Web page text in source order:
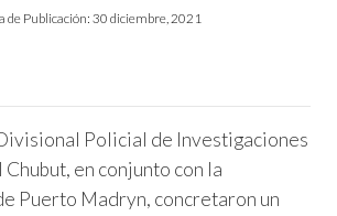
de Publicación: 30 diciembre, 2021
Policial de Investigaciones
en conjunto con la
Puerto Madryn, concretaron un